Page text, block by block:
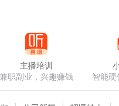
主播培训
兼职副业，兴趣赚钱
智能